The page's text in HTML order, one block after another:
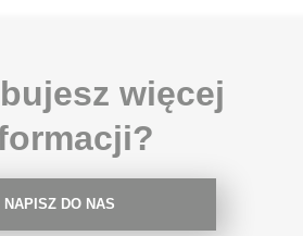
więcej
NAPISZ DO NAS